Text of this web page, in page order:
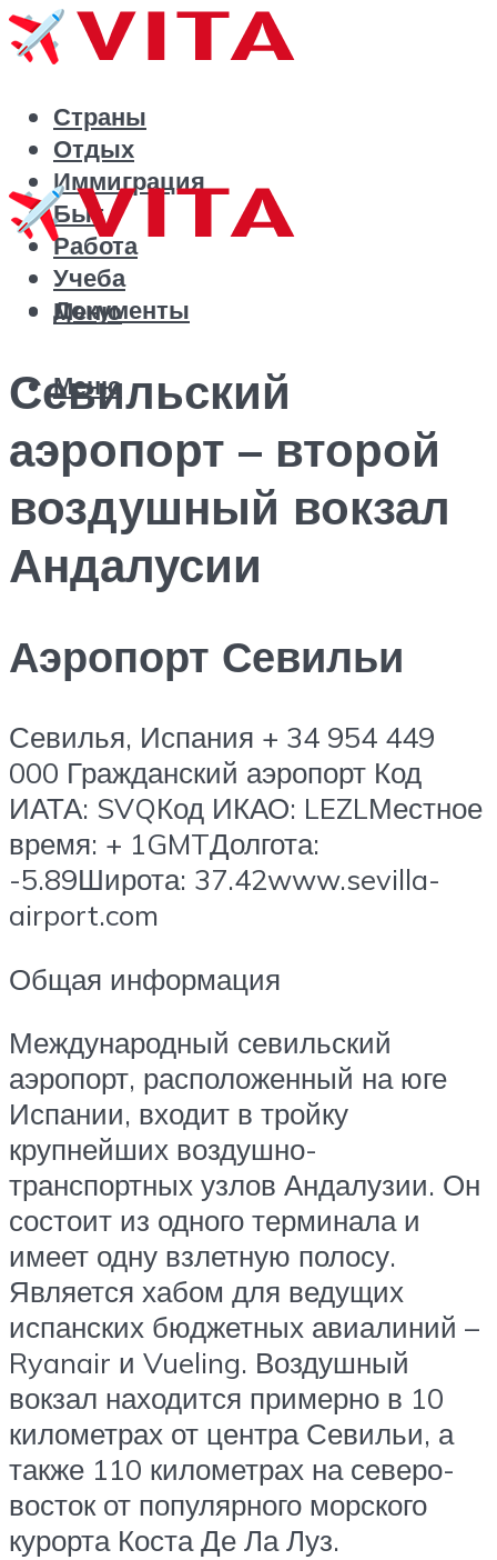
Страны
Отдых
Иммиграция
Быт
Работа
Учеба
Документы
Меню
Меню
Севильский
аэропорт – второй
воздушный вокзал
Андалусии
Аэропорт Севильи
Севилья, Испания + 34 954 449
000 Гражданский аэропорт Код
ИАТА: SVQКод ИКАО: LEZLМестное
время: + 1GMTДолгота:
-5.89Широта: 37.42www.sevilla-
airport.com
Общая информация
Международный севильский
аэропорт, расположенный на юге
Испании, входит в тройку
крупнейших воздушно-
транспортных узлов Андалузии. Он
состоит из одного терминала и
имеет одну взлетную полосу.
Является хабом для ведущих
испанских бюджетных авиалиний –
Ryanair и Vueling. Воздушный
вокзал находится примерно в 10
километрах от центра Севильи, а
также 110 километрах на северо-
восток от популярного морского
курорта Коста Де Ла Луз.